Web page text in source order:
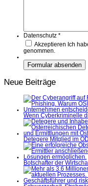
Datenschutz *
Akzeptieren Ich
genommen.
Neue Beiträge
Wenn Cyberkriminelle
Detegere Mitglied im
Botschafter der